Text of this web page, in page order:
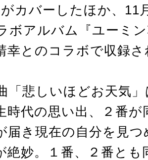
カバーしたほか、11
ボアルバム『ユーミ
幸とのコラボで収録
「悲しいほどお天気
時代の思い出、２番が
届き現在の自分を見
絶妙。１番、２番とも